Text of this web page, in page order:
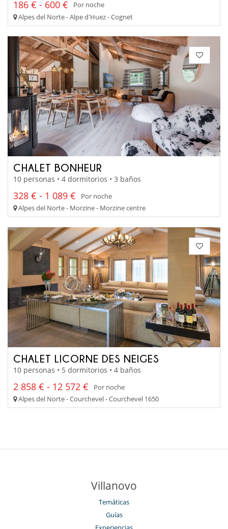
186 € - 600 €
Por noche
Alpes del Norte - Alpe d'Huez - Cognet
CHALET BONHEUR
10 personas • 4 dormitorios • 3 baños
328 € - 1 089 €
Por noche
Alpes del Norte - Morzine - Morzine centre
CHALET LICORNE DES NEIGES
10 personas • 5 dormitorios • 4 baños
2 858 € - 12 572 €
Por noche
Alpes del Norte - Courchevel - Courchevel 1650
Villanovo
Temáticas
Guías